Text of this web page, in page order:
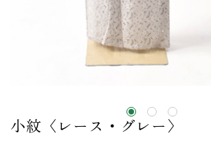
小紋〈レース・グレー〉